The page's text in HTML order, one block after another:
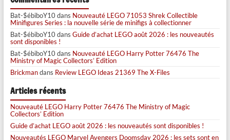
Bat-$ébiboY10dans Nouveauté LEGO 71053 Shrek Collectible
Minifigures Series : la nouvelle série de minifigs à collectionner
Bat-$ébiboY10dans Guide d’achat LEGO août 2026 : les nouveautés
sont disponibles !
Bat-$ébiboY10dans Nouveauté LEGO Harry Potter 76476 The
Ministry of Magic Collectors’ Edition
Brickmandans Review LEGO Ideas 21369 The X-Files
Articles récents
Nouveauté LEGO Harry Potter 76476 The Ministry of Magic
Collectors’ Edition
Guide d’achat LEGO août 2026 : les nouveautés sont disponibles !
Nouveautés LEGO Marvel Avengers Doomsday 2026 : les sets sont en